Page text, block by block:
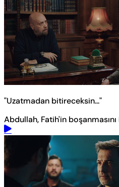
"Uzatmadan bitireceksin..."
Abdullah, Fatih'in